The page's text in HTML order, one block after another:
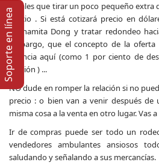
Pídales que tirar un poco pequeño extra
precio . Si está cotizará precio en
vietnamita Dong y tratar redondeo
embargo, que el concepto de la oferta
infancia aquí (como 1 por ciento de
camión ) ...
NO dude en romper la relación si no
precio : o bien van a venir después de
misma cosa a la venta en otro lugar. Vas
Ir de compras puede ser todo un
vendedores ambulantes ansiosos
saludando y señalando a sus mercancías.
Soporte en lí­nea